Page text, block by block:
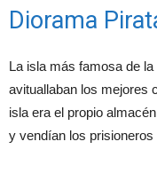
Diorama
La isla más famosa de
avituallaban los mejores
isla era el propio
y vendían los prisioneros